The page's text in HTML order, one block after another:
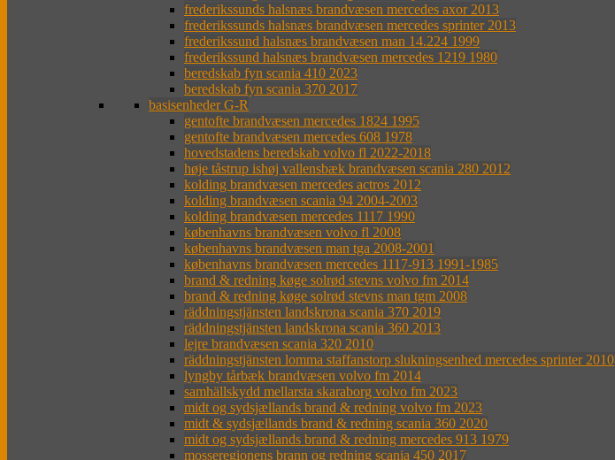
frederikssunds halsnæs brandvæsen mercedes axor 2013
frederikssunds halsnæs brandvæsen mercedes sprinter 2013
frederikssund halsnæs brandvæsen man 14.224 1999
frederikssund halsnæs brandvæsen mercedes 1219 1980
beredskab fyn scania 410 2023
beredskab fyn scania 370 2017
basisenheder G-R
gentofte brandvæsen mercedes 1824 1995
gentofte brandvæsen mercedes 608 1978
hovedstadens beredskab volvo fl 2022-2018
høje tåstrup ishøj vallensbæk brandvæsen scania 280 2012
kolding brandvæsen mercedes actros 2012
kolding brandvæsen scania 94 2004-2003
kolding brandvæsen mercedes 1117 1990
københavns brandvæsen volvo fl 2008
københavns brandvæsen man tga 2008-2001
københavns brandvæsen mercedes 1117-913 1991-1985
brand & redning køge solrød stevns volvo fm 2014
brand & redning køge solrød stevns man tgm 2008
räddningstjänsten landskrona scania 370 2019
räddningstjänsten landskrona scania 360 2013
lejre brandvæsen scania 320 2010
räddningstjänsten lomma staffanstorp slukningsenhed mercedes sprinter 2010
lyngby tårbæk brandvæsen volvo fm 2014
samhällskydd mellarsta skaraborg volvo fm 2023
midt og sydsjællands brand & redning volvo fm 2023
midt & sydsjællands brand & redning scania 360 2020
midt og sydsjællands brand & redning mercedes 913 1979
mosseregionens brann og redning scania 450 2017